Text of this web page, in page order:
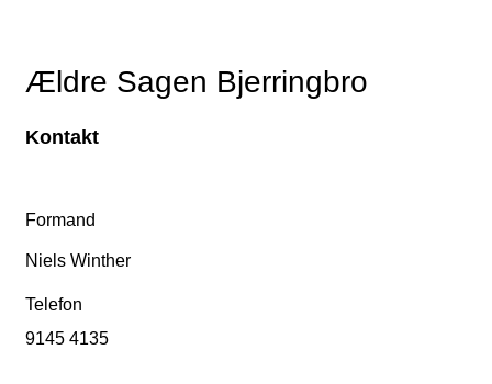
Ældre Sagen Bjerringbro
Kontakt
Formand
Niels Winther
Telefon
9145 4135